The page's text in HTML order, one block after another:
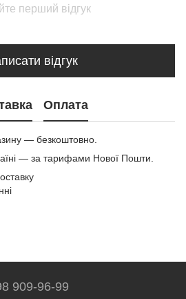
перший відгук
відгук
Оплата
— безкоштовно.
— за тарифами Нової Пошти.
909-96-99